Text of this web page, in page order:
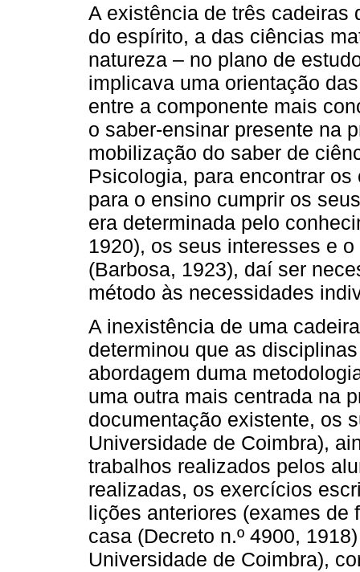
A existência de três cadeiras
do espírito, a das ciências
natureza – no plano de
implicava uma orientação
entre a componente mais
o saber-ensinar presente na
mobilização do saber de
Psicologia, para encontrar
para o ensino cumprir os
era determinada pelo
1920), os seus interesses e
(Barbosa, 1923), daí ser
método às necessidades
A inexistência de uma
determinou que as
abordagem duma
uma outra mais centrada na
documentação existente, os
Universidade de Coimbra),
trabalhos realizados pelos
realizadas, os exercícios
lições anteriores (exames de
casa (Decreto n.º 4900,
Universidade de Coimbra),